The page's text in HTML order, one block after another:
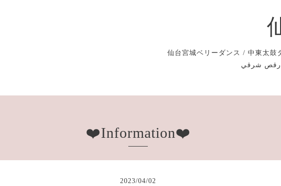
仙台宮城ベリーダンス / 中東太鼓
❤️Information❤️
2023/04/02